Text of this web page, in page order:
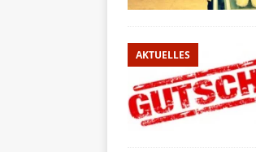
AKTUELLES